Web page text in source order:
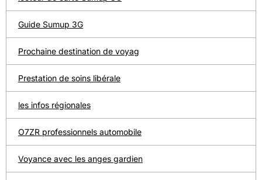
Guide Sumup 3G
Prochaine destination de voyag
Prestation de soins libérale
les infos régionales
O7ZR professionnels automobile
Voyance avec les anges gardien